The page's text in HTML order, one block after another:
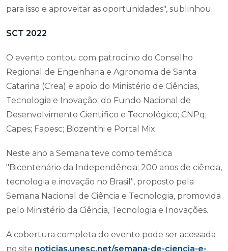
para isso e aproveitar as oportunidades", sublinhou.
SCT 2022
O evento contou com patrocínio do Conselho
Regional de Engenharia e Agronomia de Santa
Catarina (Crea) e apoio do Ministério de Ciências,
Tecnologia e Inovação; do Fundo Nacional de
Desenvolvimento Científico e Tecnológico; CNPq;
Capes; Fapesc; Biozenthi e Portal Mix.
Neste ano a Semana teve como temática
"Bicentenário da Independência: 200 anos de ciência,
tecnologia e inovação no Brasil", proposto pela
Semana Nacional de Ciência e Tecnologia, promovida
pelo Ministério da Ciência, Tecnologia e Inovações.
A cobertura completa do evento pode ser acessada
no site noticias.unesc.net/semana-de-ciencia-e-